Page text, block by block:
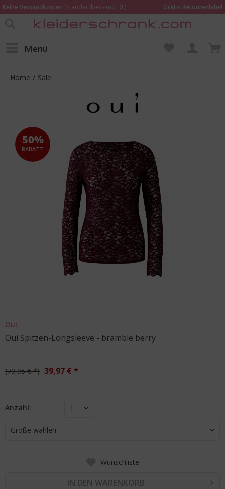
Keine Versandkosten (Standardversand DE)
Gratis Retourenlabel
Online bestellen – im Geschäft in Kempen anprobieren und beraten lassen
Menü
Home / Sale
50%
RABATT
Oui
Oui Spitzen-Longsleeve - bramble berry
79,95 € * 39,97 € *
Anzahl: 1
Größe wählen
Wunschliste
IN DEN WARENKORB